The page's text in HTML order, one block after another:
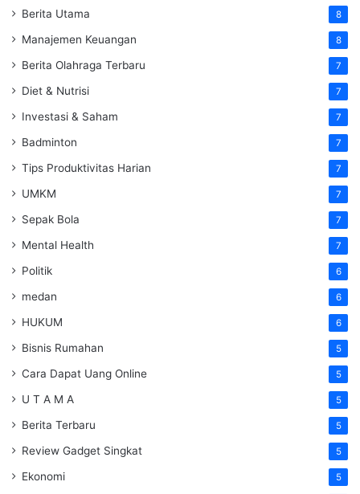
Berita Utama 8
Manajemen Keuangan 8
Berita Olahraga Terbaru 7
Diet & Nutrisi 7
Investasi & Saham 7
Badminton 7
Tips Produktivitas Harian 7
UMKM 7
Sepak Bola 7
Mental Health 7
Politik 6
medan 6
HUKUM 6
Bisnis Rumahan 5
Cara Dapat Uang Online 5
U T A M A 5
Berita Terbaru 5
Review Gadget Singkat 5
Ekonomi 5